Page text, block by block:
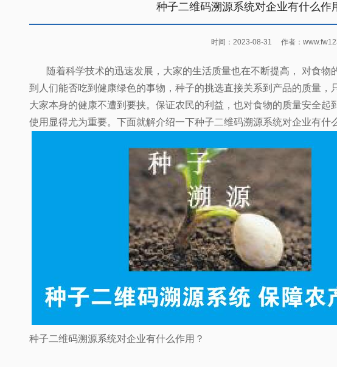
种子二维码溯源系统对企业有什么作
时间：2023-08-31 作者：
随着科学技术的迅速发展，大家的生活质量也在不断提高，
对食物
到人们能否吃到健康绿色的事物，种子的挑选直接关系到产品的质量
大家本身的健康不遭到要挟。保证农民的利益，也对食物的质量安全
使用显得尤为重要。下面就解介绍一下种子二维码溯源系统对企业有什
种子二维码溯源系统对企业有什么作用？